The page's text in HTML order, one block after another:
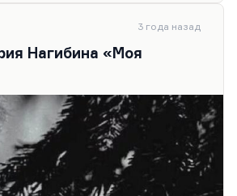
вернее, не хочет3 года назад
Нагибина «Моя